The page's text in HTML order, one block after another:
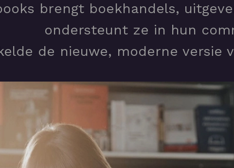
brengt boekhandels,
ondersteunt ze in hun
de nieuwe, moderne versie